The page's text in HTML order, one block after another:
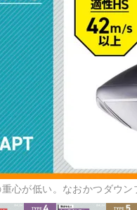
心が低い。なおかつダウ